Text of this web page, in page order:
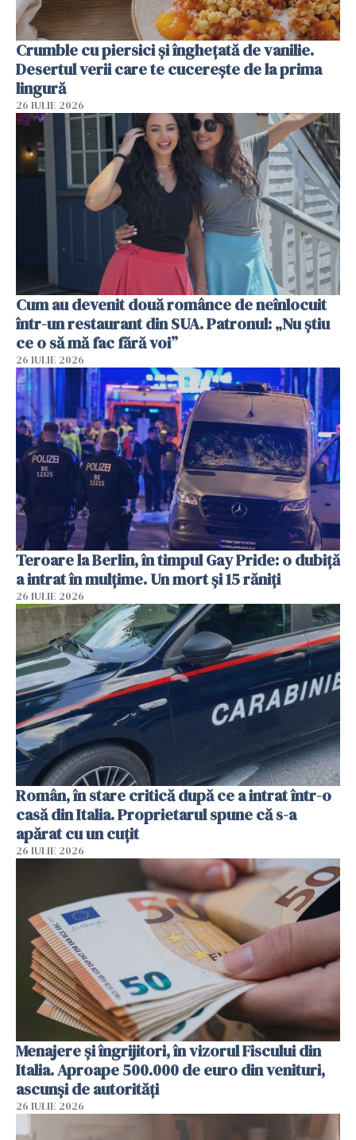
Crumble cu piersici și înghețată de vanilie.
Desertul verii care te cucerește de la prima
lingură
26 IULIE 2026
Cum au devenit două românce de neînlocuit
într-un restaurant din SUA. Patronul: „Nu știu
ce o să mă fac fără voi”
26 IULIE 2026
Teroare la Berlin, în timpul Gay Pride: o dubiță
a intrat în mulțime. Un mort și 15 răniți
26 IULIE 2026
Român, în stare critică după ce a intrat într-o
casă din Italia. Proprietarul spune că s-a
apărat cu un cuțit
26 IULIE 2026
Menajere și îngrijitori, în vizorul Fiscului din
Italia. Aproape 500.000 de euro din venituri,
ascunși de autorități
26 IULIE 2026